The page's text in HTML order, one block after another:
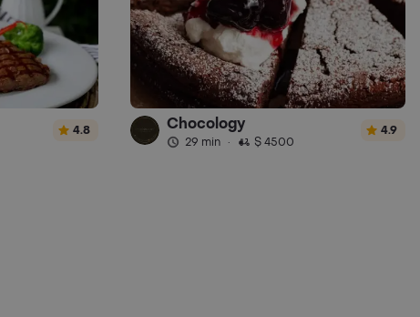
4.8 Chocology
29 min · $ 4500
4.9